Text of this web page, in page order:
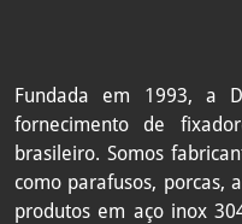
1/2RP
4SX7/8X5RP
PARAF
Fundada em 1993, a
fornecimento de
brasileiro. Somos
como parafusos, porcas,
produtos em aço inox